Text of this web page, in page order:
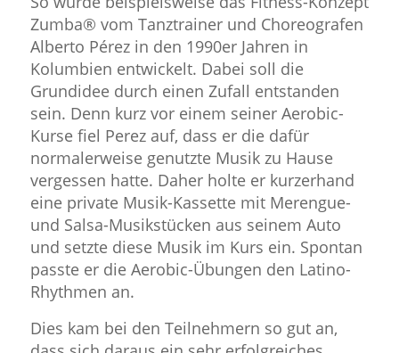
Zumba® vom Tanztrainer und Choreografen
Alberto Pérez in den 1990er Jahren in
Kolumbien entwickelt. Dabei soll die
Grundidee durch einen Zufall entstanden
sein. Denn kurz vor einem seiner Aerobic-
Kurse fiel Perez auf, dass er die dafür
normalerweise genutzte Musik zu Hause
vergessen hatte. Daher holte er kurzerhand
eine private Musik-Kassette mit Merengue-
und Salsa-Musikstücken aus seinem Auto
und setzte diese Musik im Kurs ein. Spontan
passte er die Aerobic-Übungen den Latino-
Rhythmen an.
Dies kam bei den Teilnehmern so gut an,